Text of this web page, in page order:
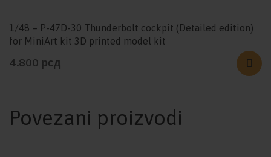
1/48 – P-47D-30 Thunderbolt cockpit (Detailed edition)
for MiniArt kit 3D printed model kit
4.800 рсд
Povezani proizvodi